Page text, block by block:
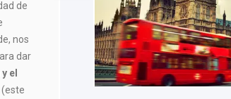
de
nos
dar
el